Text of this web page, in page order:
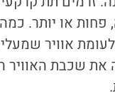
פחות או יותר.
אוויר
את שכבת